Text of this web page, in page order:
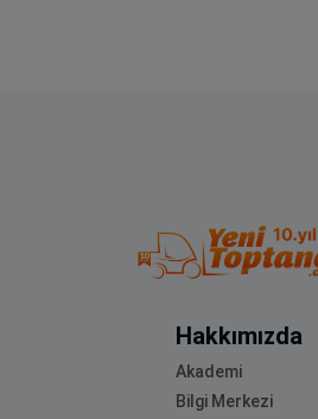
Hakkımızda
Akademi
Bilgi Merkezi